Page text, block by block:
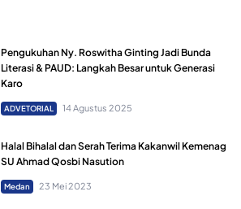
Pengukuhan Ny. Roswitha Ginting Jadi Bunda
Literasi & PAUD: Langkah Besar untuk Generasi
Karo
ADVETORIAL 14 Agustus 2025
Halal Bihalal dan Serah Terima Kakanwil Kemenag
SU Ahmad Qosbi Nasution
Medan 23 Mei 2023